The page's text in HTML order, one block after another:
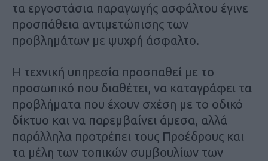
τα εργοστάσια παραγωγής ασφάλτου έγινε
προσπάθεια αντιμετώπισης των
προβλημάτων με ψυχρή άσφαλτο.
Η τεχνική υπηρεσία προσπαθεί με το
προσωπικό που διαθέτει, να καταγράφει τα
προβλήματα που έχουν σχέση με το οδικό
δίκτυο και να παρεμβαίνει άμεσα, αλλά
παράλληλα προτρέπει τους Προέδρους και
τα μέλη των τοπικών συμβουλίων των